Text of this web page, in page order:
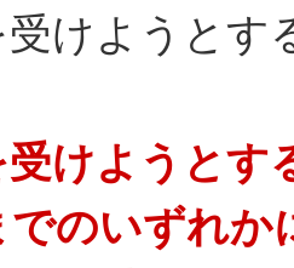
けようとす
けようとす
でのいずれか